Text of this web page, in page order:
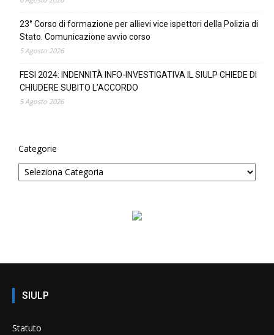
23° Corso di formazione per allievi vice ispettori della Polizia di
Stato. Comunicazione avvio corso
5 Agosto 2026
FESI 2024: INDENNITÀ INFO-INVESTIGATIVA IL SIULP CHIEDE DI
CHIUDERE SUBITO L’ACCORDO
5 Agosto 2026
Categorie
SIULP
Statuto